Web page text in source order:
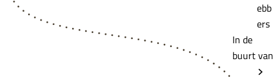
ebb
ers
In de
buurt van